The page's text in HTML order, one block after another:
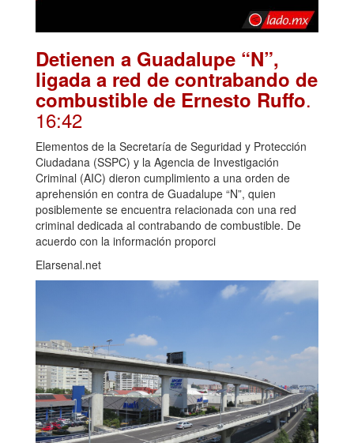
Detienen a Guadalupe “N”,
ligada a red de contrabando de
combustible de Ernesto Ruffo.
16:42
Elementos de la Secretaría de Seguridad y Protección
Ciudadana (SSPC) y la Agencia de Investigación
Criminal (AIC) dieron cumplimiento a una orden de
aprehensión en contra de Guadalupe “N”, quien
posiblemente se encuentra relacionada con una red
criminal dedicada al contrabando de combustible. De
acuerdo con la información proporci
Elarsenal.net